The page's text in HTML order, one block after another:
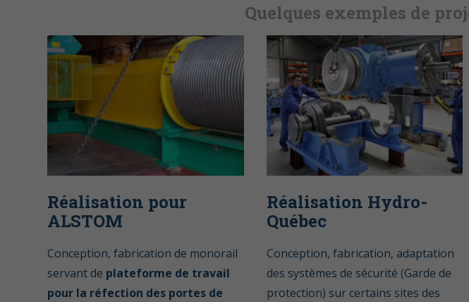
Quelques exemples de
Réalisation pour
ALSTOM
Conception, fabrication de monorail
servant de plateforme de travail
pour la réfection des portes de
Réalisation Hydro-
Québec
Conception, fabrication, adaptation
des systèmes de sécurité (Garde de
protection) sur certains sites des